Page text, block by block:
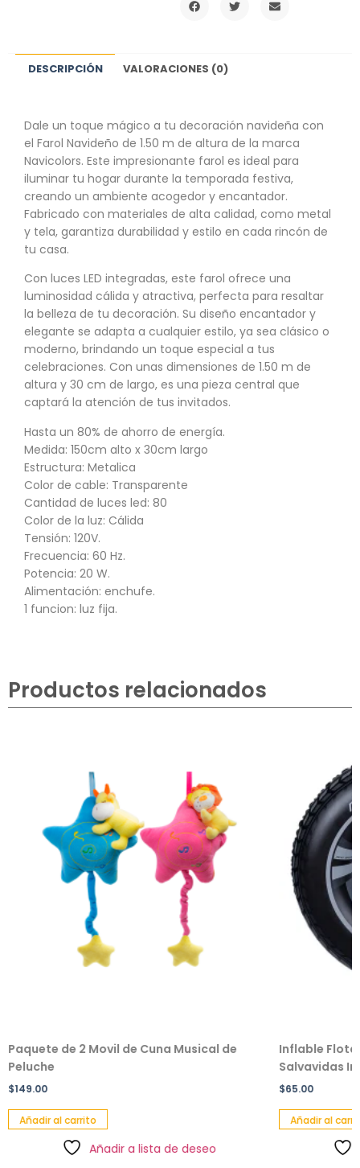
DESCRIPCIÓN VALORACIONES (0)
Dale un toque mágico a tu decoración navideña con
el Farol Navideño de 1.50 m de altura de la marca
Navicolors. Este impresionante farol es ideal para
iluminar tu hogar durante la temporada festiva,
creando un ambiente acogedor y encantador.
Fabricado con materiales de alta calidad, como metal
y tela, garantiza durabilidad y estilo en cada rincón de
tu casa.
Con luces LED integradas, este farol ofrece una
luminosidad cálida y atractiva, perfecta para resaltar
la belleza de tu decoración. Su diseño encantador y
elegante se adapta a cualquier estilo, ya sea clásico o
moderno, brindando un toque especial a tus
celebraciones. Con unas dimensiones de 1.50 m de
altura y 30 cm de largo, es una pieza central que
captará la atención de tus invitados.
Hasta un 80% de ahorro de energía.
Medida: 150cm alto x 30cm largo
Estructura: Metalica
Color de cable: Transparente
Cantidad de luces led: 80
Color de la luz: Cálida
Tensión: 120V.
Frecuencia: 60 Hz.
Potencia: 20 W.
Alimentación: enchufe.
1 funcion: luz fija.
Productos relacionados
Paquete de 2 Movil de Cuna Musical de
Peluche
$149.00
Añadir al carrito
Añadir a lista de deseo
Inflable
Salvavidas
$65.00
Añadir al